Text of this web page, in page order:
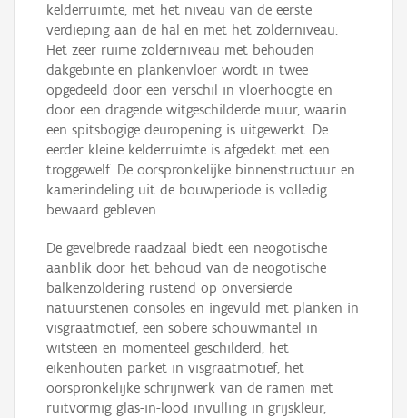
kelderruimte, met het niveau van de eerste
verdieping aan de hal en met het zolderniveau.
Het zeer ruime zolderniveau met behouden
dakgebinte en plankenvloer wordt in twee
opgedeeld door een verschil in vloerhoogte en
door een dragende witgeschilderde muur, waarin
een spitsbogige deuropening is uitgewerkt. De
eerder kleine kelderruimte is afgedekt met een
troggewelf. De oorspronkelijke binnenstructuur en
kamerindeling uit de bouwperiode is volledig
bewaard gebleven.
De gevelbrede raadzaal biedt een neogotische
aanblik door het behoud van de neogotische
balkenzoldering rustend op onversierde
natuurstenen consoles en ingevuld met planken in
visgraatmotief, een sobere schouwmantel in
witsteen en momenteel geschilderd, het
eikenhouten parket in visgraatmotief, het
oorspronkelijke schrijnwerk van de ramen met
ruitvormig glas-in-lood invulling in grijskleur,